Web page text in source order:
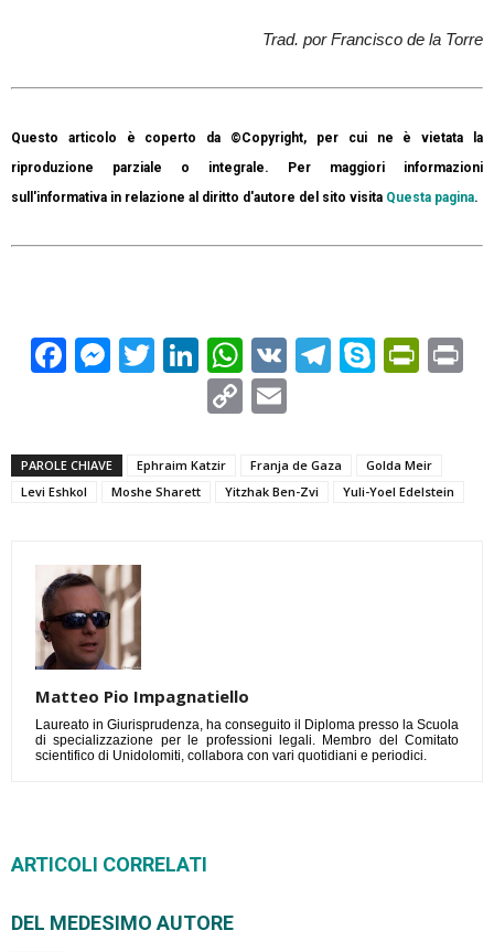
Trad. por Francisco de la Torre
Questo articolo è coperto da ©Copyright, per cui ne è vietata la
riproduzione parziale o integrale. Per maggiori informazioni
sull'informativa in relazione al diritto d'autore del sito visita Questa pagina.
Facebook
Messenger
TwitterLinkedIn
WhatsApp
VK Telegram
Skype
Copy
PAROLE CHIAVE Ephraim Katzir Franja de Gaza
Golda Meir
Levi Eshkol
Moshe Sharett Yitzhak Ben-Zvi Yuli-Yoel Edelstein
Matteo Pio Impagnatiello
Laureato in Giurisprudenza, ha conseguito il Diploma presso la Scuola
di specializzazione per le professioni legali. Membro del Comitato
scientifico di Unidolomiti, collabora con vari quotidiani e periodici.
ARTICOLI CORRELATI
DEL MEDESIMO AUTORE